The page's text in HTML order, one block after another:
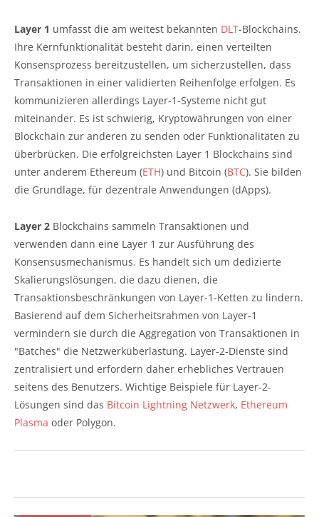
Layer 1 umfasst die am weitest bekannten DLT-Blockchains.
Ihre Kernfunktionalität besteht darin, einen verteilten
Konsensprozess bereitzustellen, um sicherzustellen, dass
Transaktionen in einer validierten Reihenfolge erfolgen. Es
kommunizieren allerdings Layer-1-Systeme nicht gut
miteinander. Es ist schwierig, Kryptowährungen von einer
Blockchain zur anderen zu senden oder Funktionalitäten zu
überbrücken. Die erfolgreichsten Layer 1 Blockchains sind
unter anderem Ethereum (ETH) und Bitcoin (BTC). Sie bilden
die Grundlage, für dezentrale Anwendungen (dApps).
Layer 2 Blockchains sammeln Transaktionen und
verwenden dann eine Layer 1 zur Ausführung des
Konsensusmechanismus. Es handelt sich um dedizierte
Skalierungslösungen, die dazu dienen, die
Transaktionsbeschränkungen von Layer-1-Ketten zu lindern.
Basierend auf dem Sicherheitsrahmen von Layer-1
vermindern sie durch die Aggregation von Transaktionen in
"Batches" die Netzwerküberlastung. Layer-2-Dienste sind
zentralisiert und erfordern daher erhebliches Vertrauen
seitens des Benutzers. Wichtige Beispiele für Layer-2-
Lösungen sind das Bitcoin Lightning Netzwerk, Ethereum
Plasma oder Polygon.